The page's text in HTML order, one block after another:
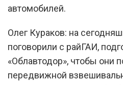
автомобилей.
Олег Кураков: на
поговорили с райГАИ,
«Облавтодор», чтобы они
передвижной